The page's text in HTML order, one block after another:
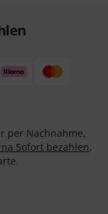
per Nachnahme,
Sofort bezahlen,